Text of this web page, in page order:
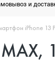
и
iPhone 13